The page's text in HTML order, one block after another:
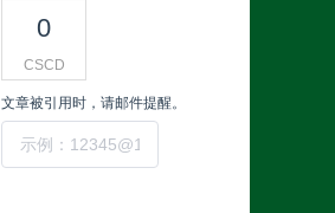
0
CSCD
文章被引用时，请邮件提醒。